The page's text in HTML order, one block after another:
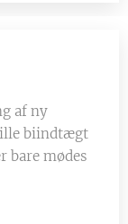
af ny
biindtægt
bare mødes